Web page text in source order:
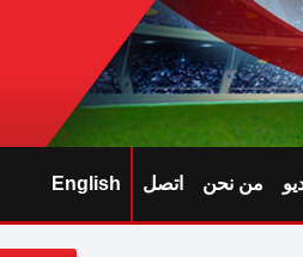
من نحن اتصل English